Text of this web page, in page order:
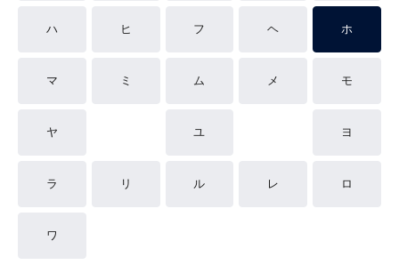
ハ ヒ フ ヘ ホ
マ ミ ム メ モ
ヤ ユ ヨ
ラ リ ル レ ロ
ワ